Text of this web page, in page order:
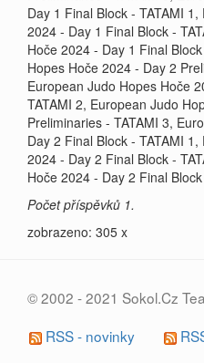
Day 1 Final Block - TATAMI
2024 - Day 1 Final Block -
Hoče 2024 - Day 1 Final
Hopes Hoče 2024 - Day 2
European Judo Hopes Hoče
TATAMI 2, European Judo
Preliminaries - TATAMI 3,
Day 2 Final Block - TATAMI
2024 - Day 2 Final Block -
Hoče 2024 - Day 2 Final
Počet příspěvků 1.
zobrazeno: 305 x
© 2002 - 2021 Sokol.Cz
RSS - novinky